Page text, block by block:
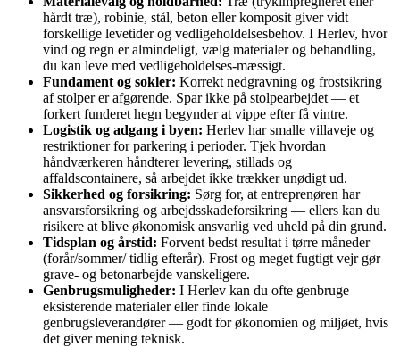
hårdt træ), robinie, stål, beton eller komposit giver vidt
forskellige levetider og vedligeholdelsesbehov. I Herlev, hvor
vind og regn er almindeligt, vælg materialer og behandling,
du kan leve med vedligeholdelses‑mæssigt.
Fundament og sokler: Korrekt nedgravning og frostsikring
af stolper er afgørende. Spar ikke på stolpearbejdet — et
forkert funderet hegn begynder at vippe efter få vintre.
Logistik og adgang i byen: Herlev har smalle villaveje og
restriktioner for parkering i perioder. Tjek hvordan
håndværkeren håndterer levering, stillads og
affaldscontainere, så arbejdet ikke trækker unødigt ud.
Sikkerhed og forsikring: Sørg for, at entreprenøren har
ansvarsforsikring og arbejdsskadeforsikring — ellers kan du
risikere at blive økonomisk ansvarlig ved uheld på din grund.
Tidsplan og årstid: Forvent bedst resultat i tørre måneder
(forår/sommer/ tidlig efterår). Frost og meget fugtigt vejr gør
grave‑ og betonarbejde vanskeligere.
Genbrugsmuligheder: I Herlev kan du ofte genbruge
eksisterende materialer eller finde lokale
genbrugsleverandører — godt for økonomien og miljøet, hvis
det giver mening teknisk.